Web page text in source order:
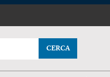
CERCA